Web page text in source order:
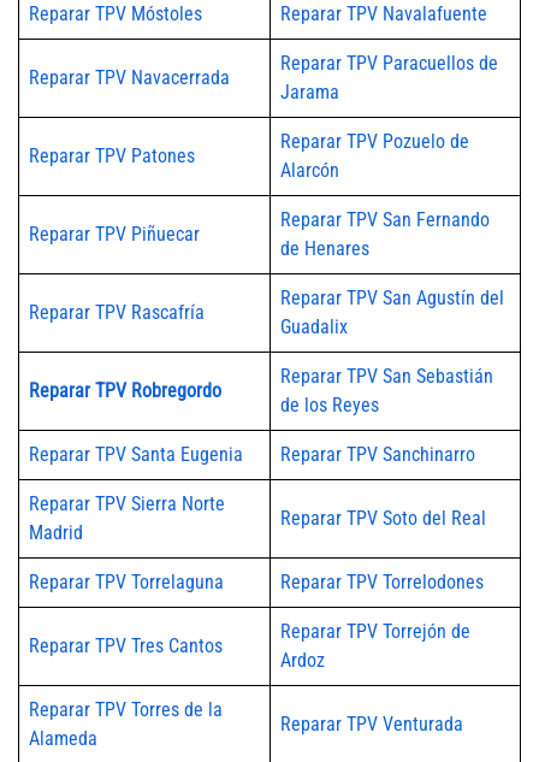
Reparar TPV Móstoles Reparar TPV Navalafuente
Reparar TPV Navacerrada
Reparar TPV Paracuellos de
Jarama
Reparar TPV Patones
Reparar TPV Pozuelo de
Alarcón
Reparar TPV Piñuecar
Reparar TPV San Fernando
de Henares
Reparar TPV Rascafría
Reparar TPV San Agustín del
Guadalix
Reparar TPV Robregordo
Reparar TPV San Sebastián
de los Reyes
Reparar TPV Santa Eugenia Reparar TPV Sanchinarro
Reparar TPV Sierra Norte
Madrid
Reparar TPV Soto del Real
Reparar TPV Torrelaguna Reparar TPV Torrelodones
Reparar TPV Tres Cantos
Reparar TPV Torrejón de
Ardoz
Reparar TPV Torres de la
Alameda
Reparar TPV Venturada